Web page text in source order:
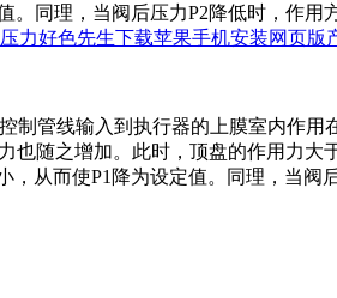
值。同理，当阀后压力P2降低时
力好色先生下载苹果手机安装网页版
管线输入到执行器的上膜室内作用
力也随之增加。此时，顶盘的作用
从而使P1降为设定值。同理，当